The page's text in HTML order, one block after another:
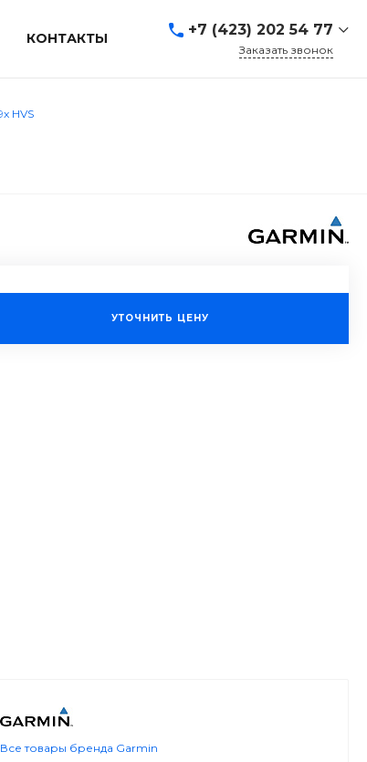
КОНТАКТЫ +7 (423) 202 54 77
Заказать звонок
HVS
УТОЧНИТЬ ЦЕНУ
Все товары бренда Garmin